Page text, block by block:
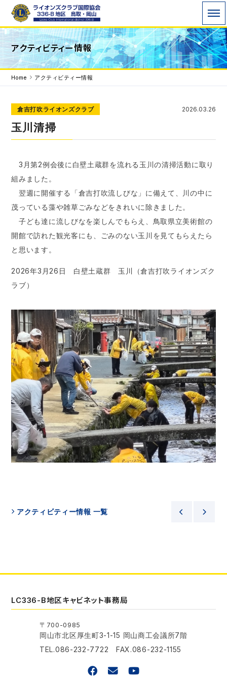
ライオンズクラブ国際協会336-B地区 WE
SERVE「われわれは奉仕する」を モットーに地域
で、世界で 奉仕活動を行っています。
アクティビティー情報
Home アクティビティー情報
2026.03.26
倉吉打吹ライオンズクラブ
玉川清掃
3月第2例会後に白壁土蔵群を流れる玉川の清掃活動に取り
組みました。
翌週に開催する「倉吉打吹流しびな」に備えて、川の中に
茂っている藻や雑草ごみなどをきれいに除きました。
子ども達に流しびなを楽しんでもらえ、鳥取県立美術館の
開館で訪れた観光客にも、ごみのない玉川を見てもらえたら
と思います。
2026年3月26日 白壁土蔵群 玉川（倉吉打吹ライオンズク
ラブ）
アクティビティー情報 一覧
LC336-B地区キャビネット事務局
〒700-0985
岡山市北区厚生町3-1-15 岡山商工会議所7階
TEL.086-232-7722 FAX.086-232-1155